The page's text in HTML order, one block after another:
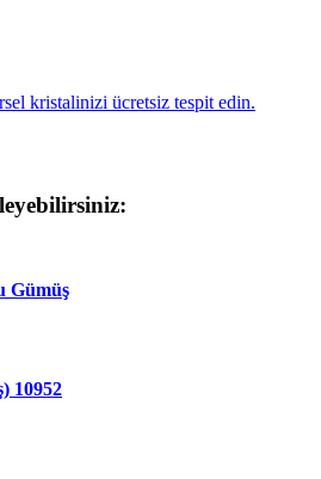
kristalinizi ücretsiz tespit edin.
Gümüş
10952